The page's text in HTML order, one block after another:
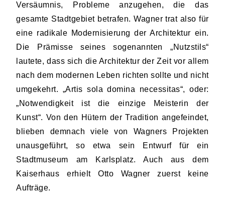
Versäumnis, Probleme anzugehen, die das
gesamte Stadtgebiet betrafen. Wagner trat also für
eine radikale Modernisierung der Architektur ein.
Die Prämisse seines sogenannten „Nutzstils“
lautete, dass sich die Architektur der Zeit vor allem
nach dem modernen Leben richten sollte und nicht
umgekehrt. „Artis sola domina necessitas“, oder:
„Notwendigkeit ist die einzige Meisterin der
Kunst“. Von den Hütern der Tradition angefeindet,
blieben demnach viele von Wagners Projekten
unausgeführt, so etwa sein Entwurf für ein
Stadtmuseum am Karlsplatz. Auch aus dem
Kaiserhaus erhielt Otto Wagner zuerst keine
Aufträge.